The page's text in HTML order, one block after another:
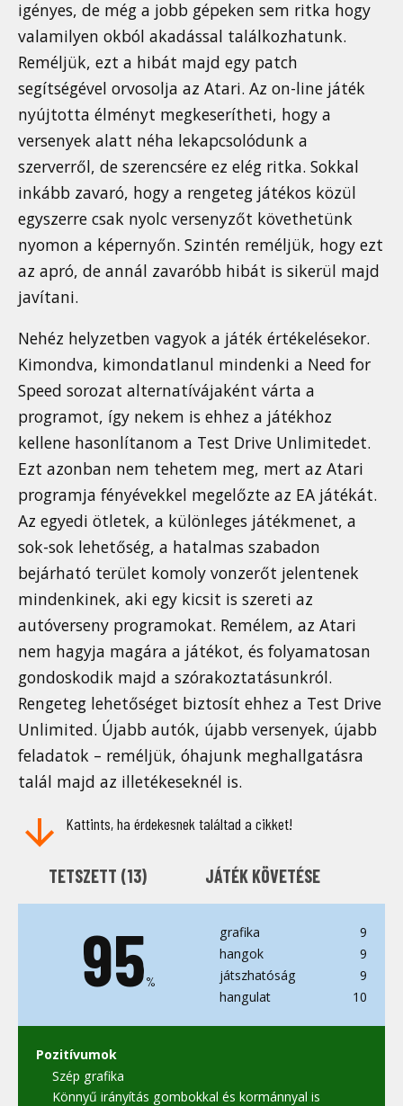
igényes, de még a jobb gépeken sem ritka hogy
valamilyen okból akadással találkozhatunk.
Reméljük, ezt a hibát majd egy patch
segítségével orvosolja az Atari. Az on-line játék
nyújtotta élményt megkeserítheti, hogy a
versenyek alatt néha lekapcsolódunk a
szerverről, de szerencsére ez elég ritka. Sokkal
inkább zavaró, hogy a rengeteg játékos közül
egyszerre csak nyolc versenyzőt követhetünk
nyomon a képernyőn. Szintén reméljük, hogy ezt
az apró, de annál zavaróbb hibát is sikerül majd
javítani.
Nehéz helyzetben vagyok a játék értékelésekor.
Kimondva, kimondatlanul mindenki a Need for
Speed sorozat alternatívájaként várta a
programot, így nekem is ehhez a játékhoz
kellene hasonlítanom a Test Drive Unlimitedet.
Ezt azonban nem tehetem meg, mert az Atari
programja fényévekkel megelőzte az EA játékát.
Az egyedi ötletek, a különleges játékmenet, a
sok-sok lehetőség, a hatalmas szabadon
bejárható terület komoly vonzerőt jelentenek
mindenkinek, aki egy kicsit is szereti az
autóverseny programokat. Remélem, az Atari
nem hagyja magára a játékot, és folyamatosan
gondoskodik majd a szórakoztatásunkról.
Rengeteg lehetőséget biztosít ehhez a Test Drive
Unlimited. Újabb autók, újabb versenyek, újabb
feladatok – reméljük, óhajunk meghallgatásra
talál majd az illetékeseknél is.
Kattints, ha érdekesnek találtad a cikket!
TETSZETT (13) JÁTÉK KÖVETÉSE
95%
grafika
9
hangok
9
játszhatóság
9
hangulat
10
Pozitívumok
Szép grafika
Könnyű irányítás gombokkal és kormánnyal is